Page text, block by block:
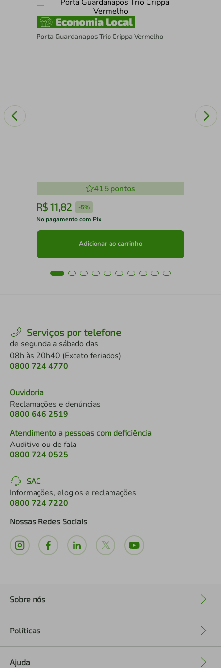
Porta Guardanapos Trio Crippa Vermelho
415 pontos
R$ 11,82 -5%
No pagamento com Pix
Adicionar ao carrinho
Serviços por telefone
de segunda a sábado das
08h às 20h40 (Exceto feriados)
0800 724 4770
Ouvidoria
Reclamações e denúncias
0800 646 2519
Atendimento a pessoas com deficiência
Auditivo ou de fala
0800 724 0525
SAC
Informações, elogios e reclamações
0800 724 7220
Nossas Redes Sociais
Sobre nós
Políticas
Ajuda